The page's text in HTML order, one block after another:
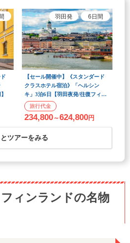
【セール開催中】《スタンダード
クラスホテル宿泊》「ヘルシン
キ」3泊6日【羽田夜発/往復フィン
エアー直行便利用】
羽田発 6 日間
234,800～624,800円
ツアーをみる
ィンランドの名物